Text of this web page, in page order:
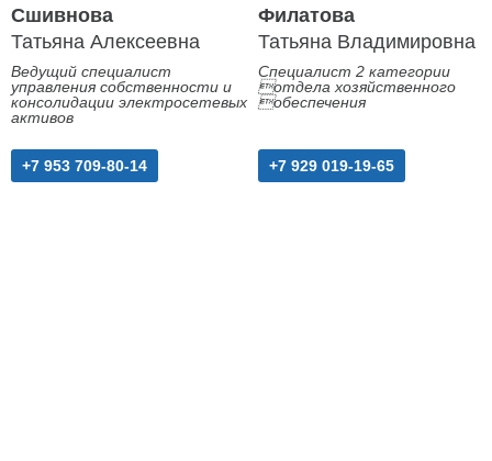
Сшивнова
Татьяна Алексеевна
Ведущий специалист
управления собственности и
консолидации электросетевых
активов
+7 953 709-80-14
Филатова
Татьяна Владимировна
Специалист 2 категории
отдела хозяйственного
обеспечения
+7 929 019-19-65